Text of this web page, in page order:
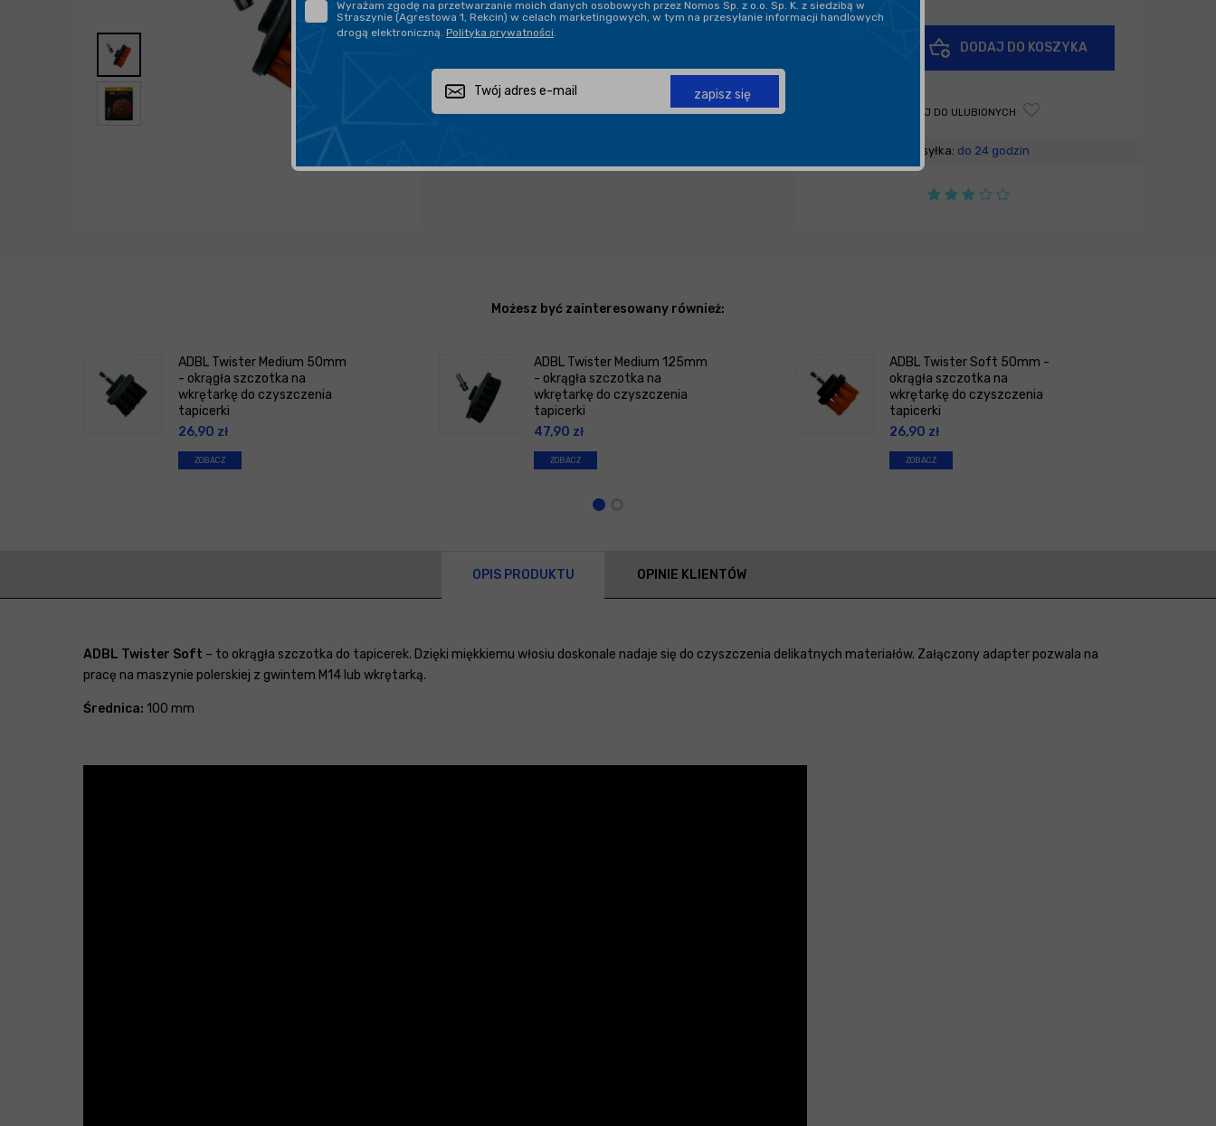
PROFESJONALNE DORADZTWO
Udostępnij
DODAJ DO KOSZYKA
DODAJ DO ULUBIONYCH
Wysyłka: do 24 godzin
Możesz być zainteresowany również:
ADBL Twister Medium 50mm
- okrągła szczotka na
wkrętarkę do czyszczenia
tapicerki
26,90 zł
ZOBACZ
ADBL Twister Medium 125mm
- okrągła szczotka na
wkrętarkę do czyszczenia
tapicerki
47,90 zł
ZOBACZ
ADBL Twister Soft 50mm -
okrągła szczotka na
wkrętarkę do czyszczenia
tapicerki
26,90 zł
ZOBACZ
OPIS PRODUKTU OPINIE KLIENTÓW
ADBL Twister Soft – to okrągła szczotka do tapicerek. Dzięki miękkiemu włosiu doskonale nadaje się do czyszczenia delikatnych materiałów. Załączony adapter pozwala na
pracę na maszynie polerskiej z gwintem M14 lub wkrętarką.
Średnica: 100 mm
Wyrażam zgodę na przetwarzanie moich danych osobowych przez Nomos Sp. z o.o. Sp. K. z siedzibą w
Straszynie (Agrestowa 1, Rekcin) w celach marketingowych, w tym na przesyłanie informacji handlowych
drogą elektroniczną. Polityka prywatności
zapisz się